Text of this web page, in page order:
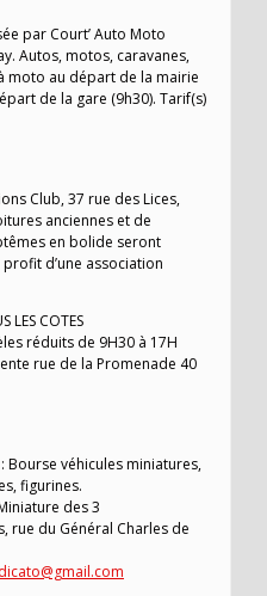
par Court’ Auto Moto
Autos, motos, caravanes,
moto au départ de la mairie
de la gare (9h30). Tarif(s)
Club, 37 rue des Lices,
anciennes et de
en bolide seront
d’une association
LES COTES
réduits de 9H30 à 17H
rue de la Promenade 40
véhicules miniatures,
figurines.
des 3
rue du Général Charles de